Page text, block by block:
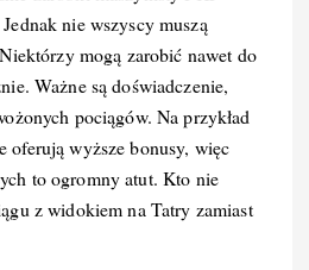
I
n
n
k
nie wszyscy muszą
mogą zarobić nawet do
Ważne są doświadczenie,
pociągów. Na przykład
oferują wyższe bonusy, więc
to ogromny atut. Kto nie
z widokiem na Tatry zamiast